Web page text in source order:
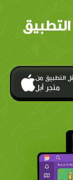
التطبيق من
متجر أبل